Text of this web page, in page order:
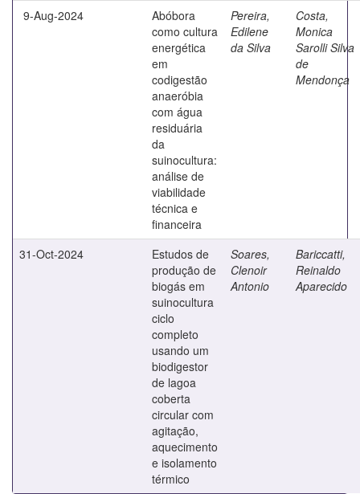
9-Aug-2024
Abóbora
como cultura
energética
em
codigestão
anaeróbia
com água
residuária
da
suinocultura:
análise de
viabilidade
técnica e
financeira
Pereira,
Edilene
da Silva
Costa,
Monica
Sarolli Silva
de
Mendonça
31-Oct-2024
Estudos de
produção de
biogás em
suinocultura
ciclo
completo
usando um
biodigestor
de lagoa
coberta
circular com
agitação,
aquecimento
e isolamento
térmico
Soares,
Clenoir
Antonio
Bariccatti,
Reinaldo
Aparecido